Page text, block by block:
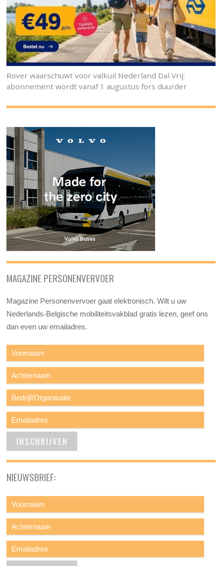
Rover waarschuwt voor valkuil Nederland Dal Vrij:
abonnement wordt vanaf 1 augustus fors duurder
MAGAZINE PERSONENVERVOER
Magazine Personenvervoer gaat elektronisch. Wilt u uw
Nederlands-Belgische mobiliteitsvakblad gratis lezen, geef ons
dan even uw emailadres.
NIEUWSBRIEF: